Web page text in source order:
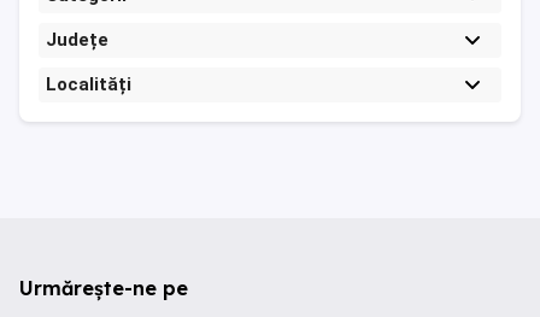
Județe
Localități
Urmărește-ne pe